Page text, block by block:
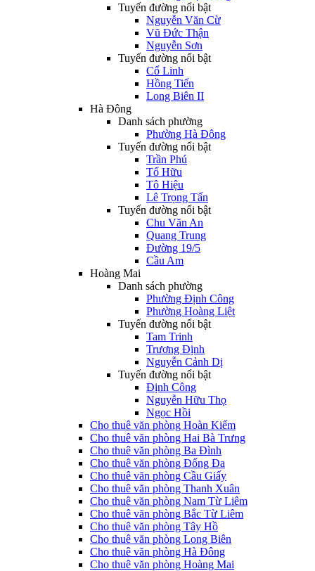
Tuyến đường nổi bật
Nguyễn Văn Cừ
Vũ Đức Thận
Nguyễn Sơn
Tuyến đường nổi bật
Cổ Linh
Hồng Tiến
Long Biên II
Hà Đông
Danh sách phường
Phường Hà Đông
Tuyến đường nổi bật
Trần Phú
Tố Hữu
Tô Hiệu
Lê Trọng Tấn
Tuyến đường nổi bật
Chu Văn An
Quang Trung
Đường 19/5
Cầu Am
Hoàng Mai
Danh sách phường
Phường Định Công
Phường Hoàng Liệt
Tuyến đường nổi bật
Tam Trinh
Trương Định
Nguyễn Cảnh Dị
Tuyến đường nổi bật
Định Công
Nguyễn Hữu Thọ
Ngọc Hồi
Cho thuê văn phòng Hoàn Kiếm
Cho thuê văn phòng Hai Bà Trưng
Cho thuê văn phòng Ba Đình
Cho thuê văn phòng Đống Đa
Cho thuê văn phòng Cầu Giấy
Cho thuê văn phòng Thanh Xuân
Cho thuê văn phòng Nam Từ Liêm
Cho thuê văn phòng Bắc Từ Liêm
Cho thuê văn phòng Tây Hồ
Cho thuê văn phòng Long Biên
Cho thuê văn phòng Hà Đông
Cho thuê văn phòng Hoàng Mai